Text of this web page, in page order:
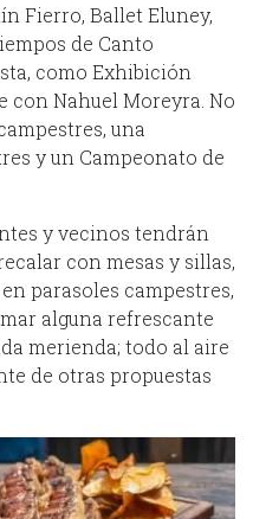
Fierro, Ballet Eluney,
de Canto
como Exhibición
con Nahuel Moreyra. No
una
y un Campeonato de
y vecinos tendrán
con mesas y sillas,
parasoles campestres,
alguna refrescante
merienda; todo al aire
de otras propuestas